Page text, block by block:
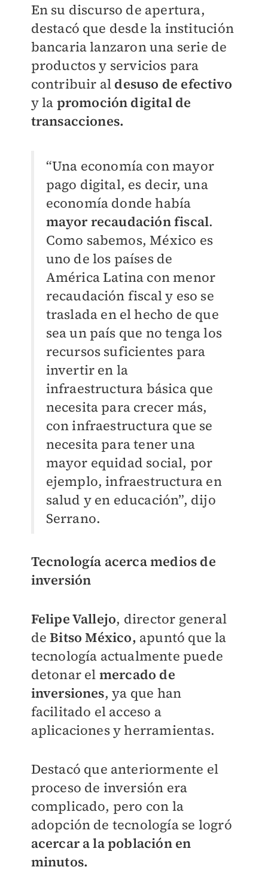
En su discurso de apertura,
destacó que desde la institución
bancaria lanzaron una serie de
productos y servicios para
contribuir al desuso de efectivo
y la promoción digital de
transacciones.
“Una economía con mayor
pago digital, es decir, una
economía donde había
mayor recaudación fiscal.
Como sabemos, México es
uno de los países de
América Latina con menor
recaudación fiscal y eso se
traslada en el hecho de que
sea un país que no tenga los
recursos suficientes para
invertir en la
infraestructura básica que
necesita para crecer más,
con infraestructura que se
necesita para tener una
mayor equidad social, por
ejemplo, infraestructura en
salud y en educación”, dijo
Serrano.
Tecnología acerca medios de
inversión
Felipe Vallejo, director general
deBitso México, apuntó que la
tecnología actualmente puede
detonar el mercado de
inversiones, ya que han
facilitado el acceso a
aplicaciones y herramientas.
Destacó que anteriormente el
proceso de inversión era
complicado, pero con la
adopción de tecnología se logró
acercar a la población en
minutos.